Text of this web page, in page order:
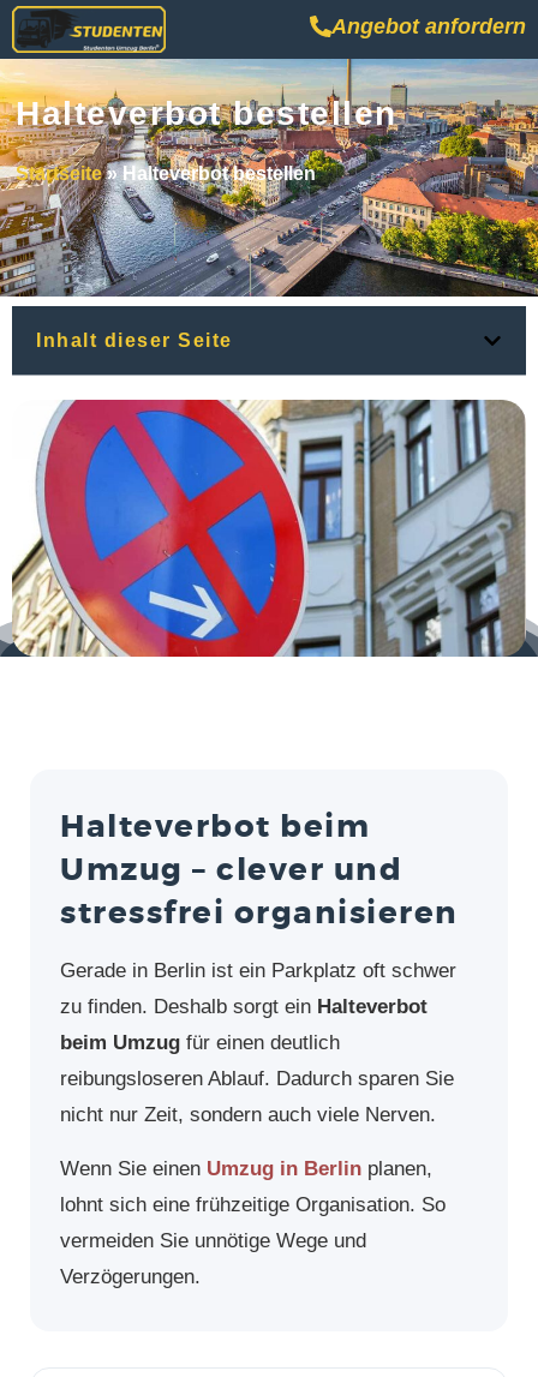
Angebot anfordern
Halteverbot bestellen
Startseite»Halteverbot bestellen
Inhalt dieser Seite
Halteverbot beim
Umzug – clever und
stressfrei organisieren
Gerade in Berlin ist ein Parkplatz oft schwer
zu finden. Deshalb sorgt ein Halteverbot
beim Umzug für einen deutlich
reibungsloseren Ablauf. Dadurch sparen Sie
nicht nur Zeit, sondern auch viele Nerven.
Wenn Sie einen Umzug in Berlin planen,
lohnt sich eine frühzeitige Organisation. So
vermeiden Sie unnötige Wege und
Verzögerungen.